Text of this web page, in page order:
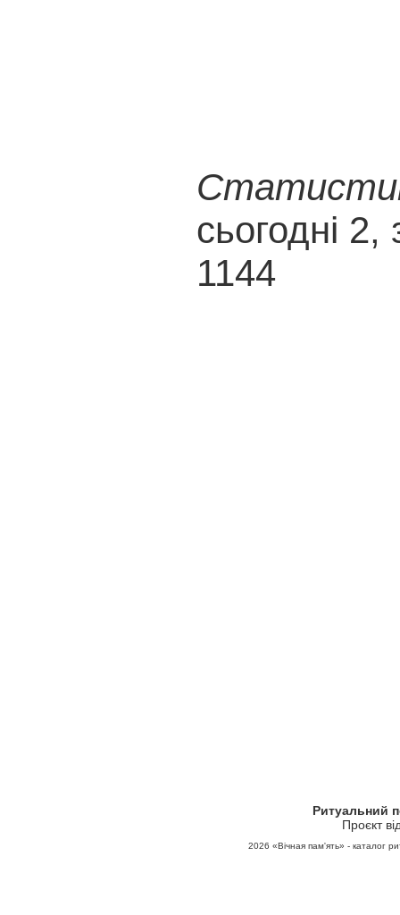
сьогодні 2,
1144
Ритуальний
Проєкт
2026 «Вічная пам'ять» - каталог